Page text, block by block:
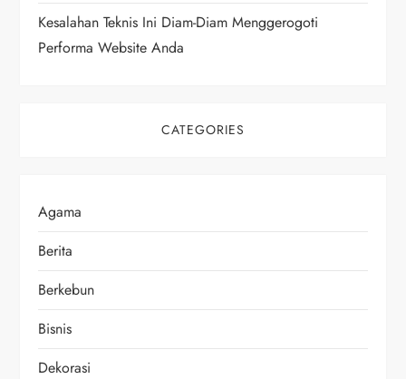
Kesalahan Teknis Ini Diam-Diam Menggerogoti
Performa Website Anda
CATEGORIES
Agama
Berita
Berkebun
Bisnis
Dekorasi